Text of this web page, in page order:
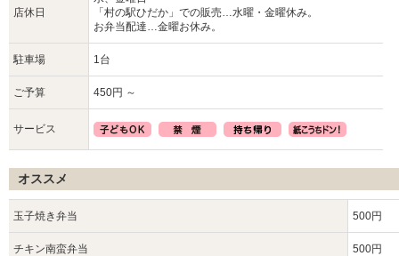
店休日
「村の駅ひだか」での販売…水曜・金曜休み。
お弁当配達…金曜お休み。
駐車場 1台
ご予算 450円 ～
サービス
オススメ
玉子焼き弁当 500円
チキン南蛮弁当 500円